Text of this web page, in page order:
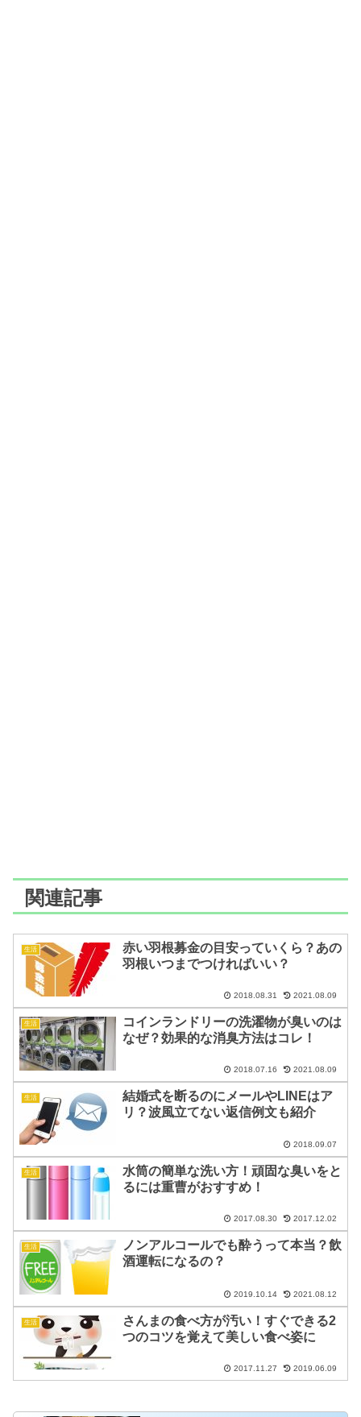
関連記事
生活
赤い羽根募金の目安っていくら？あの
羽根いつまでつければいい？
2018.08.31 2021.08.09
生活
コインランドリーの洗濯物が臭いのは
なぜ？効果的な消臭方法はコレ！
2018.07.16 2021.08.09
生活
結婚式を断るのにメールやLINEはア
リ？波風立てない返信例文も紹介
2018.09.07
生活
水筒の簡単な洗い方！頑固な臭いをと
るには重曹がおすすめ！
2017.08.30 2017.12.02
生活
ノンアルコールでも酔うって本当？飲
酒運転になるの？
2019.10.14 2021.08.12
生活
さんまの食べ方が汚い！すぐできる2
つのコツを覚えて美しい食べ姿に
2017.11.27 2019.06.09